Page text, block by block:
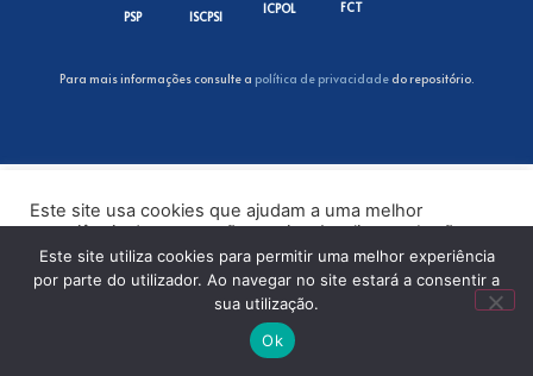
PSP ISCPSI
ICPOL FCT
Para mais informações consulte a política de privacidadedo repositório.
Este site usa cookies que ajudam a uma melhor
experiência de navegação no site. Ao clicar no botão
“Aceitar” ou continuar a visualizar o nosso site, você
concorda com o uso de cookies no nosso site.
Este site utiliza cookies para permitir uma melhor experiência
por parte do utilizador. Ao navegar no site estará a consentir a
sua utilização.
Ok